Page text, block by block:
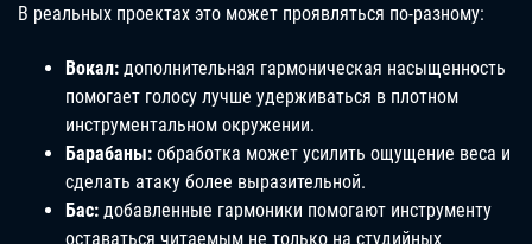
В реальных проектах это может проявляться по-разному:
Вокал: дополнительная гармоническая насыщенность
помогает голосу лучше удерживаться в плотном
инструментальном окружении.
Барабаны: обработка может усилить ощущение веса и
сделать атаку более выразительной.
Бас: добавленные гармоники помогают инструменту
оставаться читаемым не только на студийных